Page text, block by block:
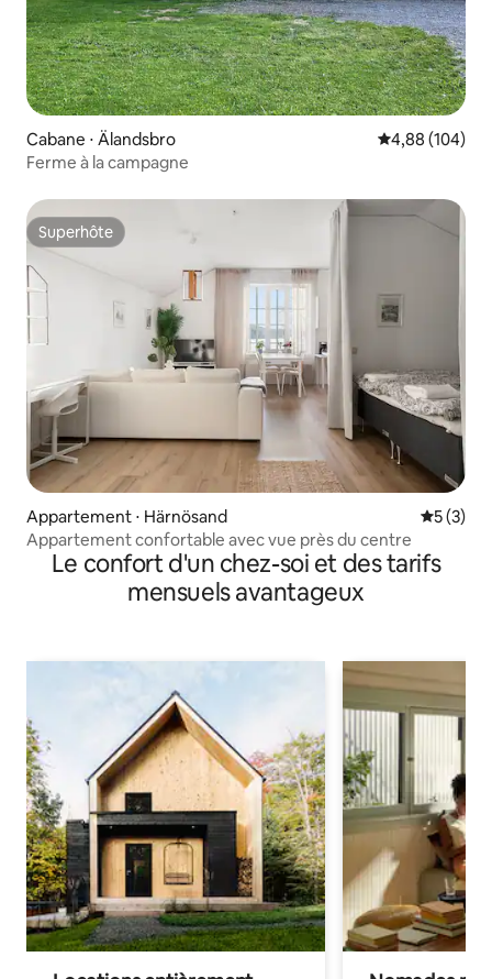
Cabane ⋅ Älandsbro Évaluation
4,88 (104)
Ferme à la campagne
Superhôte
Superhôte
Appartement ⋅ Härnösand
5 (3)
Appartement confortable avec vue près du centre
Le confort d'un chez-soi et des tarifs
mensuels avantageux